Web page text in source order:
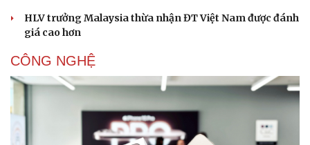
HLV trưởng Malaysia thừa nhận ĐT Việt Nam được đánh
giá cao hơn
CÔNG NGHỆ